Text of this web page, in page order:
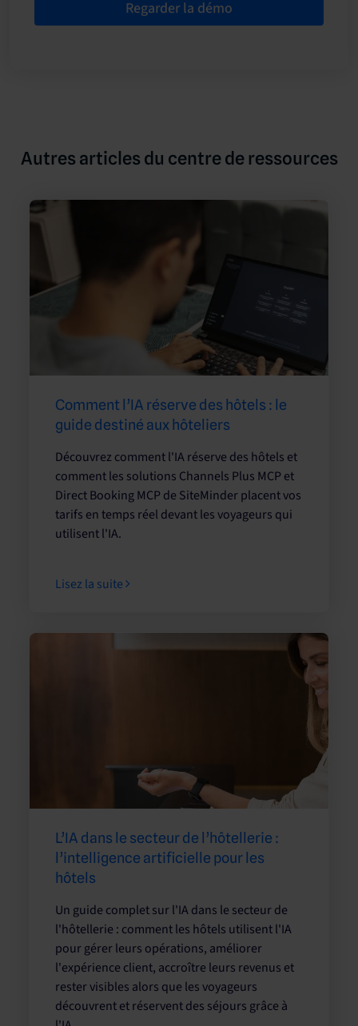
Regarder la démo
Autres articles du centre de ressources
Comment l’IA réserve des hôtels : le
guide destiné aux hôteliers
Découvrez comment l'IA réserve des hôtels et
comment les solutions Channels Plus MCP et
Direct Booking MCP de SiteMinder placent vos
tarifs en temps réel devant les voyageurs qui
utilisent l'IA.
Lisez la suite
L’IA dans le secteur de l’hôtellerie :
l’intelligence artificielle pour les
hôtels
Un guide complet sur l'IA dans le secteur de
l'hôtellerie : comment les hôtels utilisent l'IA
pour gérer leurs opérations, améliorer
l'expérience client, accroître leurs revenus et
rester visibles alors que les voyageurs
découvrent et réservent des séjours grâce à